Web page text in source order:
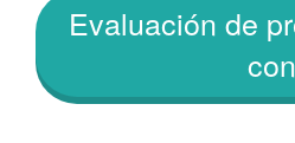
Evaluación de